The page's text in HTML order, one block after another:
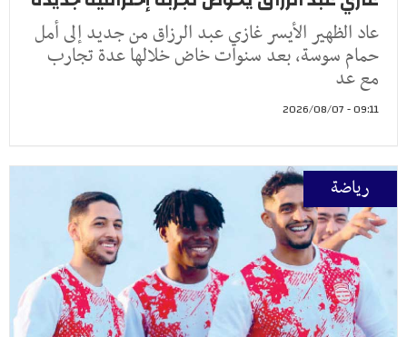
عاد الظهير الأيسر غازي عبد الرزاق من جديد إلى أمل
حمام سوسة، بعد سنوات خاض خلالها عدة تجارب
مع عد
09:11 - 2026/08/07
رياضة